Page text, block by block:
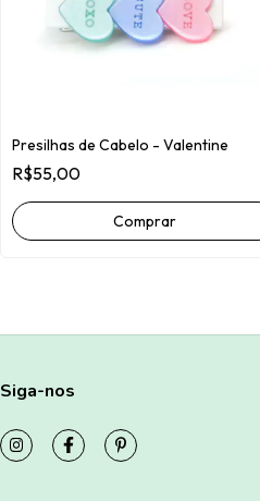
Presilhas de Cabelo - Valentine
R$55,00
Siga-nos